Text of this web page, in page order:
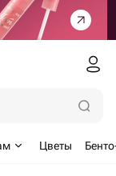
Цветы